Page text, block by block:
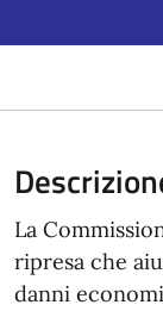
La
ripresa che
danni